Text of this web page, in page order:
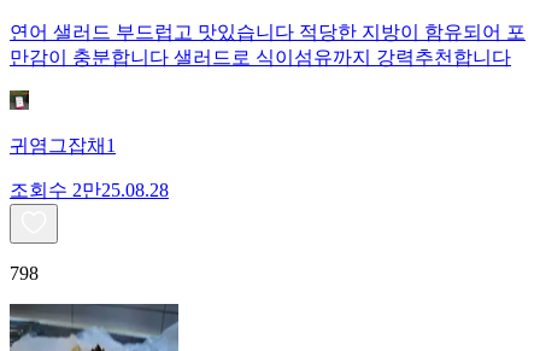
연어 샐러드 부드럽고 맛있습니다 적당한 지방이 함유되어 포
만감이 충분합니다 샐러드로 식이섬유까지 강력추천합니다
귀염그잡채1
조회수 2만25.08.28
798